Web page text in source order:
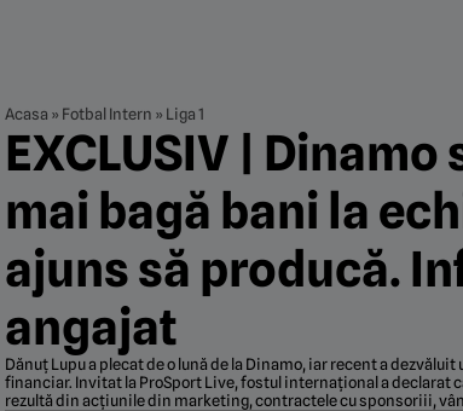
Acasa » Fotbal Intern » Liga 1
EXCLUSIV |
mai bagă bani la
ajuns să producă.
angajat
Dănuț Lupu a plecat de o lună de la Dinamo, iar recent a
financiar. Invitat la ProSport Live, fostul internațional a declarat
rezultă din acțiunile din marketing, contractele cu sponsoriii,